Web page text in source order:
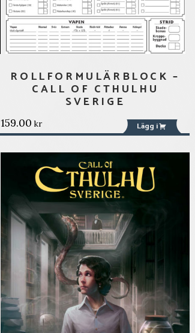
ROLLFORMULÄRBLOCK –
CALL OF CTHULHU
SVERIGE
159.00 kr Lägg i